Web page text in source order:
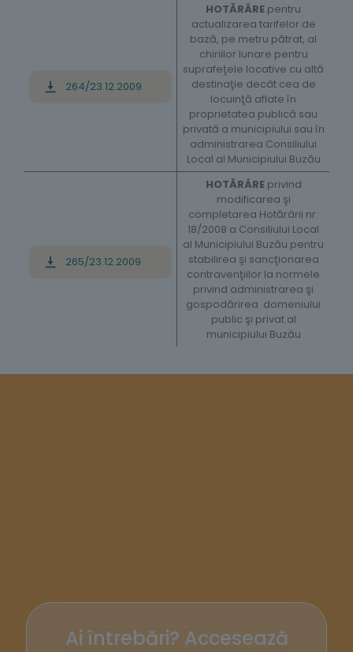
264/23.12.2009
HOTĂRÂRE pentru
actualizarea tarifelor de
bază, pe metru pătrat, al
chiriilor lunare pentru
suprafeţele locative cu altă
destinaţie decât cea de
locuinţă aflate în
proprietatea publică sau
privată a municipiului sau în
administrarea Consiliului
Local al Municipiului Buzău
265/23.12.2009
HOTĂRÂREprivind
modificarea şi
completarea Hotărârii nr.
18/2008 a Consiliului Local
al Municipiului Buzău pentru
stabilirea şi sancţionarea
contravenţiilor la normele
privind administrarea şi
gospodărirea domeniului
public şi privat al
municipiului Buzău
Ai întrebări? Accesează